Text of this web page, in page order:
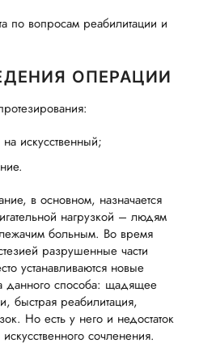
по вопросам реабилитации и
ОПЕРАЦИИ
искусственный;
в основном, назначается
нагрузкой – людям
больным. Во время
разрушенные части
устанавливаются новые
данного способа: щадящее
быстрая реабилитация,
Но есть у него и недостаток
сочленения.